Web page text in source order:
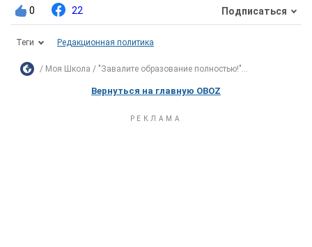
0 22 Подписаться
Теги Редакционная политика
Моя Школа "Завалите образование полностью!"...
Вернуться на главную OBOZ